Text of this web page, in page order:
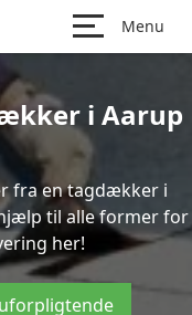
Menu
i Aarup
fra en tagdækker i
til alle former for
her!